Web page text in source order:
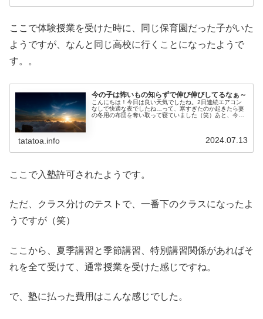
ここで体験授業を受けた時に、同じ保育園だった子がいた
ようですが、なんと同じ高校に行くことになったようで
す。。
今の子は怖いもの知らずで伸び伸びしてるなぁ～
こんにちは！今日は良い天気でしたね。2日連続エアコン
なしで快適な夜でしたね…って、寒すぎたのか起きたら妻
の冬用の布団を奪い取って寝ていました（笑）あと、今日
tatatoa.info 2024.07.13
ここで入塾許可されたようです。
ただ、クラス分けのテストで、一番下のクラスになったよ
うですが（笑）
ここから、夏季講習と季節講習、特別講習関係があればそ
れを全て受けて、通常授業を受けた感じですね。
で、塾に払った費用はこんな感じでした。